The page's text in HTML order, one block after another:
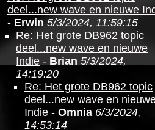
deel...new wave en nieuwe
- Erwin 5/3/2024, 11:59:15
Re: Het grote DB962 topic
deel...new wave en nieuwe
Indie - Brian 5/3/2024,
14:19:20
Re: Het grote DB962 topic
deel...new wave en
Indie - Omnia 6/3/2024,
14:53:14